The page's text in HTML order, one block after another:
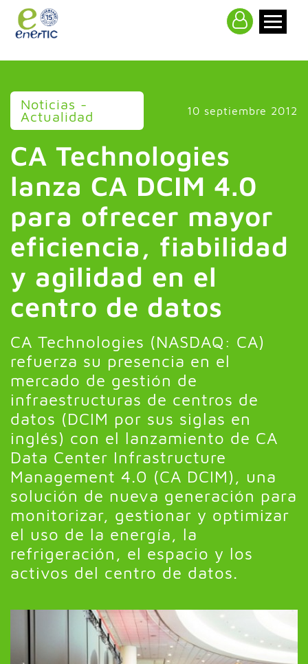
Noticias -
Actualidad 10 septiembre 2012
CA Technologies
lanza CA DCIM 4.0
para ofrecer mayor
eficiencia, fiabilidad
y agilidad en el
centro de datos
CA Technologies (NASDAQ: CA)
refuerza su presencia en el
mercado de gestión de
infraestructuras de centros de
datos (DCIM por sus siglas en
inglés) con el lanzamiento de CA
Data Center Infrastructure
Management 4.0 (CA DCIM), una
solución de nueva generación para
monitorizar, gestionar y optimizar
el uso de la energía, la
refrigeración, el espacio y los
activos del centro de datos.